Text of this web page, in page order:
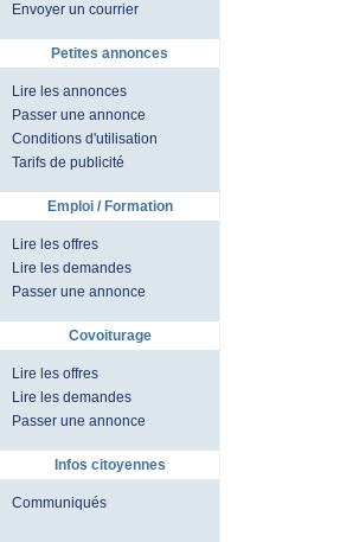
Envoyer un courrier
Petites annonces
Lire les annonces
Passer une annonce
Conditions d'utilisation
Tarifs de publicité
Emploi / Formation
Lire les offres
Lire les demandes
Passer une annonce
Covoiturage
Lire les offres
Lire les demandes
Passer une annonce
Infos citoyennes
Communiqués